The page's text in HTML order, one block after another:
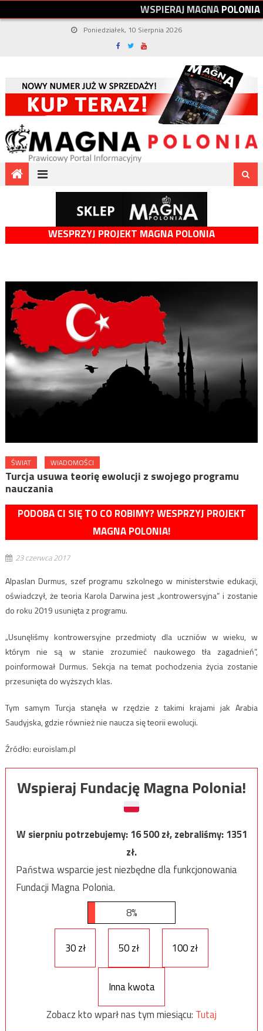
WSPIERAJMAGNAPOLONIA
Poniedziałek, 10 Sierpnia 2026
WESPRZYJ PROJEKT MAGNA POLONIA
ŚWIAT WIADOMOŚCI
Turcja usuwa teorię ewolucji z swojego programu
nauczania
PODOBA CI SIĘ TO CO ROBIMY? WESPRZYJ PROJEKT
MAGNA POLONIA!
23 czerwca 2017
Alpaslan Durmus, szef programu szkolnego w ministerstwie edukacji,
oświadczył, że teoria Karola Darwina jest „kontrowersyjna” i zostanie
do roku 2019 usunięta z programu.
„Usunęliśmy kontrowersyjne przedmioty dla uczniów w wieku, w
którym nie są w stanie zrozumieć naukowego tła zagadnień”,
poinformował Durmus. Sekcja na temat pochodzenia życia zostanie
przesunięta do wyższych klas.
Tym samym Turcja stanęła w rzędzie z takimi krajami jak Arabia
Saudyjska, gdzie również nie naucza się teorii ewolucji.
Źródło: euroislam.pl
Wspieraj Fundację Magna Polonia!
W sierpniu potrzebujemy:16 500zł, zebraliśmy:1351
zł.
Państwa wsparcie jest niezbędne dla funkcjonowania
Fundacji Magna Polonia.
8%
30 zł 50 zł 100 zł
Inna kwota
Zobacz kto wparł nas tym miesiącu: Tutaj